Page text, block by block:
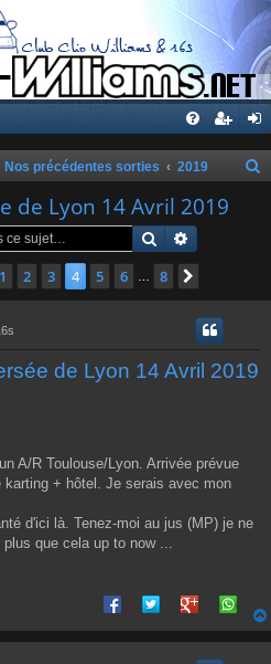
Nos précédentes sorties 2019
de Lyon 14 Avril 2019
Rechercher
sur8
Précédente
1 2 3 4 5 6 8
de Lyon 14 Avril 2019
A/R Toulouse/Lyon. Arrivée prévue
+ hôtel. Je serais avec mon
d'ici là. Tenez-moi au jus (MP) je ne
que cela up to now ...